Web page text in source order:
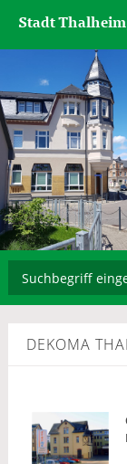
Stadt
DEKOMA